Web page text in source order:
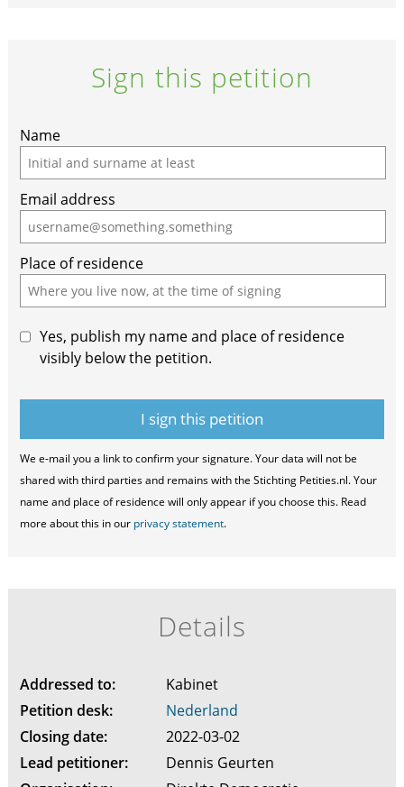
Sign this petition
If
you
are
a
human,
ignore
this
field
Name
Email address
Place of residence
Yes, publish my name and place of residence
visibly below the petition.
We e-mail you a link to confirm your signature. Your data will not be
shared with third parties and remains with the Stichting Petities.nl. Your
name and place of residence will only appear if you choose this. Read
more about this in our privacy statement.
Details
Addressed to:
Kabinet
Petition desk:
Nederland
Closing date:
2022-03-02
Lead petitioner:
Dennis Geurten